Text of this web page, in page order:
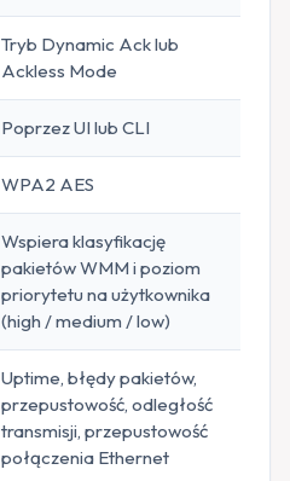
Tryb Dynamic Ack lub
Ackless Mode
Poprzez UI lub CLI
WPA2 AES
Wspiera klasyfikację
pakietów WMM i poziom
priorytetu na użytkownika
(high / medium / low)
Uptime, błędy pakietów,
przepustowość, odległość
transmisji, przepustowość
połączenia Ethernet